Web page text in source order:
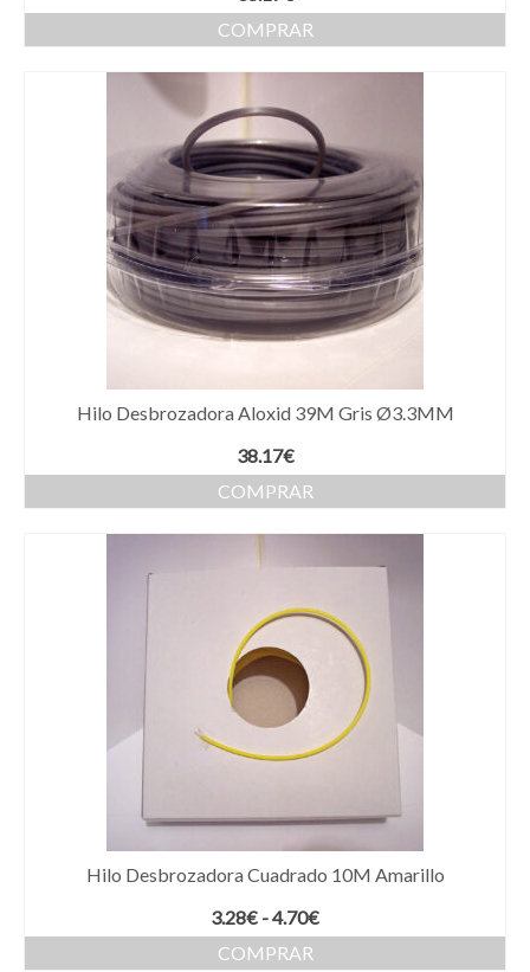
COMPRAR
Hilo Desbrozadora Aloxid 39M Gris Ø3.3MM
38.17€
COMPRAR
Hilo Desbrozadora Cuadrado 10M Amarillo
3.28€ -4.70€Rango
de
COMPRAR